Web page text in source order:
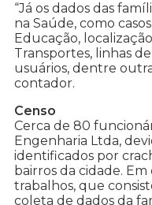
“Já os dados das
na Saúde, como
Educação,
Transportes, linhas
usuários, dentre
contador.
Censo
Cerca de 80
Engenharia Ltda,
identificados por
bairros da cidade.
trabalhos, que
coleta de dados da